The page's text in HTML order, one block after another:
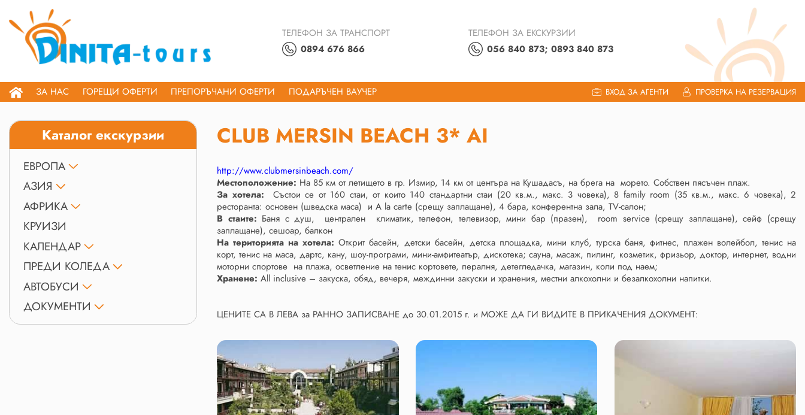
ТЕЛЕФОН ЗА ТРАНСПОРТ
0894 676 866
ТЕЛЕФОН ЗА ЕКСКУРЗИИ
056 840 873; 0893 840 873
ЗА НАС ГОРЕЩИ ОФЕРТИ ПРЕПОРЪЧАНИ ОФЕРТИ ПОДАРЪЧЕН ВАУЧЕР ВХОД ЗА АГЕНТИ ПРОВЕРКА НА РЕЗЕРВАЦИЯ
Каталог екскурзии
ЕВРОПА
АЗИЯ
АФРИКА
КРУИЗИ
КАЛЕНДАР
ПРЕДИ КОЛЕДА
АВТОБУСИ
ДОКУМЕНТИ
CLUB MERSIN BEACH 3* AI
http://www.clubmersinbeach.com/
Местоположение: На 85 км от летището в гр. Измир, 14 км от центъра на Кушадасъ, на брега на морето. Собствен пясъчен плаж.
За хотела: Състои се от 160 стаи, от които 140 стандартни стаи (20 кв.м., макс. 3 човека), 8 family room (35 кв.м., макс. 6 човека), 2
ресторанта: основен (шведска маса) и A la carte (срещу заплащане), 4 бара, конферентна зала, TV-салон;
В стаите: Баня с душ, централен климатик, телефон, телевизор, мини бар (празен), room service (срещу заплащане), сейф (срещу
заплащане), сешоар, балкон
На територията на хотела: Открит басейн, детски басейн, детска площадка, мини клуб, турска баня, фитнес, плажен волейбол, тенис на
корт, тенис на маса, дартс, кану, шоу-програми, мини-амфитеатър, дискотека; сауна, масаж, пилинг, козметик, фризьор, доктор, интернет, водни
моторни спортове на плажа, осветление на тенис кортовете, пералня, детегледачка, магазин, коли под наем;
Хранене: All inclusive – закуска, обяд, вечеря, междинни закуски и хранения, местни алкохолни и безалкохолни напитки.
ЦЕНИТЕ СА В ЛЕВА за РАННО ЗАПИСВАНЕ до 30.01.2015 г. и МОЖЕ ДА ГИ ВИДИТЕ В ПРИКАЧЕНИЯ ДОКУМЕНТ: